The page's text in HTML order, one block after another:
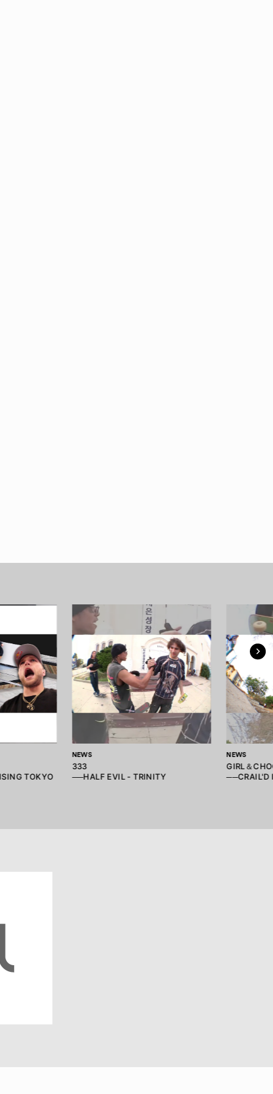
TOKYO
NEWS
333
──HALF EVIL - TRINITY
NEWS
GIRL＆
──CRAIL'D